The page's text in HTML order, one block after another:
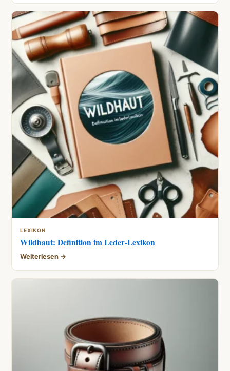
LEXIKON
Wildhaut: Definition im Leder-Lexikon
Weiterlesen →